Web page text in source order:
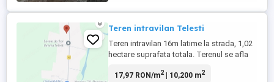
Teren intravilan Telesti
Teren intravilan 16m latime la strada, 1,02
hectare suprafata totala. Terenul se afla
scoala gimnaziala nr. 1.
17,97 RON/m2| 10,200 m2